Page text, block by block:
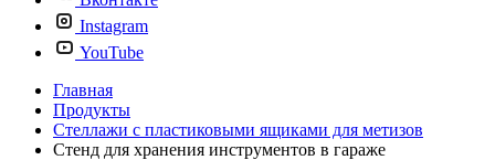
Instagram
YouTube
Главная
Продукты
Стеллажи с пластиковыми ящиками для метизов
Стенд для хранения инструментов в гараже